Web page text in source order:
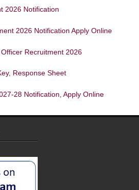
2026 Notification
2026 Notification Apply Online
Recruitment 2026
Response Sheet
28 Notification, Apply Online